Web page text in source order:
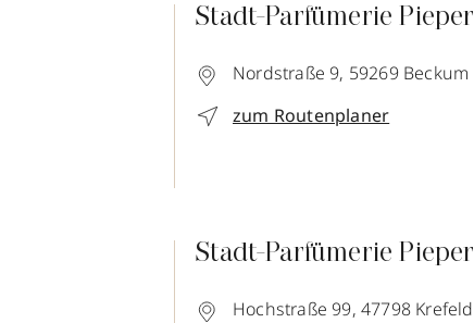
Stadt-Parfümerie Pieper
Nordstraße 9, 59269 Beckum
zum Routenplaner
Stadt-Parfümerie Pieper
Hochstraße 99, 47798 Krefeld